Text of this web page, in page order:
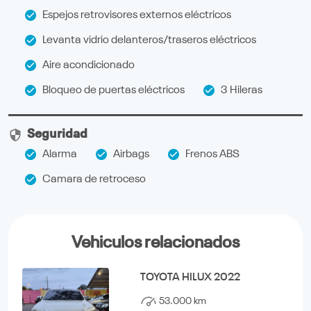
Espejos retrovisores externos eléctricos
Levanta vidrio delanteros/traseros eléctricos
Aire acondicionado
Bloqueo de puertas eléctricos 3 Hileras
Seguridad
Alarma Airbags Frenos ABS
Camara de retroceso
Vehiculos relacionados
TOYOTA HILUX 2022
53.000 km